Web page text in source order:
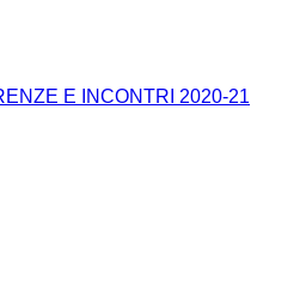
E INCONTRI 2020-21